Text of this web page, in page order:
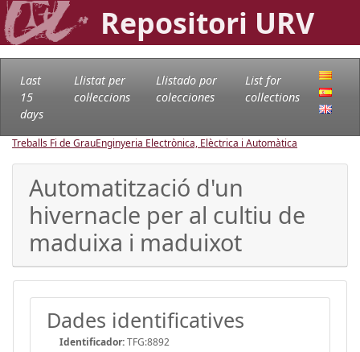
Repositori URV
Last
15
days
Llistat per
col·leccions
Llistado por
colecciones
List for
collections
Treballs Fi de GrauEnginyeria Electrònica, Elèctrica i Automàtica
Automatització d'un
hivernacle per al cultiu de
maduixa i maduixot
Dades identificatives
Identificador:TFG:8892